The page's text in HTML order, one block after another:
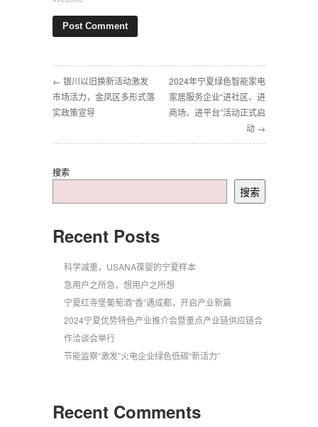
← 银川以旧换新活动激发
市场活力，金凤区多形式落
实政策宣导
2024年宁夏绿色智能家电
家居服务企业“进社区、进
商场、进平台”活动正式启
动 →
搜索
搜索
Recent Posts
科学减重，USANA葆婴的宁夏样本
急用户之所急，想用户之所想
宁夏红寺堡葡萄酒“香”遇成都，开启产业新篇
2024宁夏优势特色产业推介会暨重点产业链供应链合
作洽谈会举行
节能监察“激发”火电企业绿色低碳“新活力”
Recent Comments